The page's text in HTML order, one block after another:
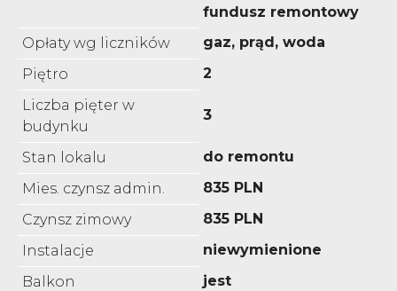
fundusz remontowy
Opłaty wg liczników
gaz, prąd, woda
Piętro
2
Liczba pięter w
budynku
3
Stan lokalu
do remontu
Mies. czynsz admin.
835 PLN
Czynsz zimowy
835 PLN
Instalacje
niewymienione
Balkon
jest